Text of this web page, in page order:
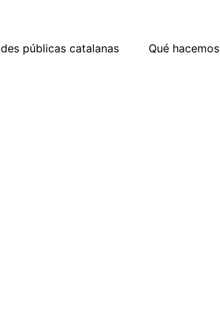
públicas catalanas Qué hacemos